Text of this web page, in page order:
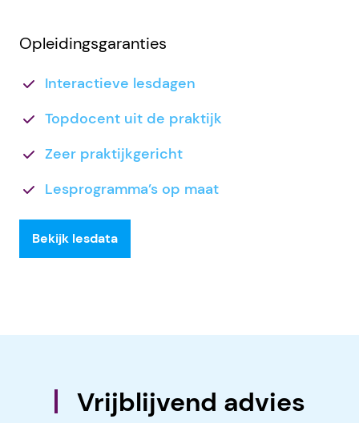
Opleidingsgaranties
Interactieve lesdagen
Topdocent uit de praktijk
Zeer praktijkgericht
Lesprogramma’s op maat
Bekijk lesdata
Vrijblijvend advies